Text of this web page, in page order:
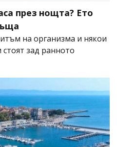
през нощта? Ето
на организма и някои
зад ранното